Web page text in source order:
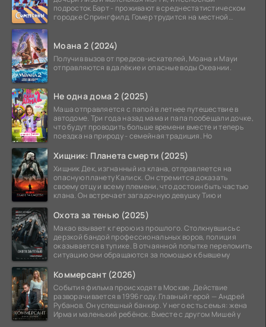
подросток Барт - проживают в среднестатистическом
городке Спрингфилд. Гомер трудится на местной
Моана 2 (2024)
Получив вызов от предков-искателей, Моана и Мауи
отправляются в далёкие и опасные воды Океании.
Не одна дома 2 (2025)
Маша отправляется с папой в летнее путешествие в
автодоме. Три года назад мама и папа пообещали дочке,
что будут проводить больше времени вместе и теперь
поездка на природу - семейная традиция. Но
Хищник: Планета смерти (2025)
Хищник Дек, изгнанный из клана, отправляется на
опасную планету Калиск. Он стремится доказать
своему отцу и всему племени, что достоин быть частью
клана. Он встречает загадочную девушку Тию и
Охота за тенью (2025)
Макао взывает к герою из прошлого. Столкнувшись с
дерзкой бандой профессиональных воров, полиция
оказывается в тупике. В отчаянной попытке переломить
ситуацию они обращаются за помощью к бывшему
Коммерсант (2026)
События фильма происходят в Москве. Действие
разворачивается в 1996 году. Главный герой — Андрей
Рубанов. Он успешный банкир. У него есть семья: жена
Ирма и маленький ребёнок. Вместе с другом Мишей у